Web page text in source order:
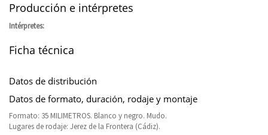
Producción e intérpretes
Intérpretes:
Ficha técnica
Datos de distribución
Datos de formato, duración, rodaje y montaje
Formato: 35 MILIMETROS. Blanco y negro. Mudo.
Lugares de rodaje: Jerez de la Frontera (Cádiz).